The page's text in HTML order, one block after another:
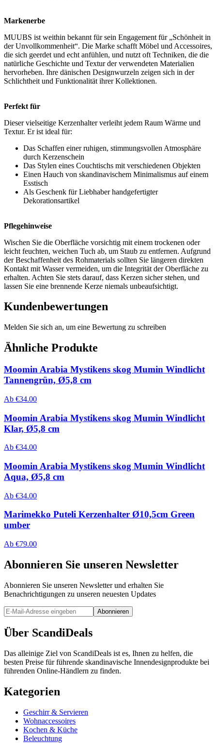
Markenerbe
MUUBS ist weithin bekannt für sein Engagement für „Schönheit in
der Unvollkommenheit“. Die Marke schafft Möbel und Accessoires,
die sich geerdet und echt anfühlen, und nutzt oft Techniken, die die
natürliche Geschichte und Textur der verwendeten Materialien
hervorheben. Ihre dänischen Designwurzeln zeigen sich in der
Schlichtheit und Funktionalität ihrer Kollektionen.
Perfekt für
Dieser vielseitige Kerzenhalter verleiht jedem Raum Wärme und
Textur. Er ist ideal für:
Das Schaffen einer ruhigen, stimmungsvollen Atmosphäre
durch Kerzenschein
Das Stylen eines Couchtischs mit verschiedenen Objekten
Einen Hauch von skandinavischem Minimalismus auf einem
Esstisch
Als Geschenk für Liebhaber handgefertigter
Dekorationsartikel
Pflegehinweise
Wischen Sie die Oberfläche vorsichtig mit einem trockenen oder
leicht feuchten, weichen Tuch ab, um Staub zu entfernen. Aufgrund
der Beschaffenheit des Rohmaterials sollten Sie längeren direkten
Kontakt mit Wasser vermeiden, um die Integrität der Oberfläche zu
erhalten. Achten Sie stets darauf, dass Kerzen sicher stehen, und
lassen Sie eine brennende Kerze niemals unbeaufsichtigt.
Kundenbewertungen
Melden Sie sich an, um eine Bewertung zu schreiben
Ähnliche Produkte
Moomin Arabia Mystikens skog Mumin Windlicht
Tannengrün, Ø5,8 cm
Ab €34.00
Moomin Arabia Mystikens skog Mumin Windlicht
Klar, Ø5,8 cm
Ab €34.00
Moomin Arabia Mystikens skog Mumin Windlicht
Aqua, Ø5,8 cm
Ab €34.00
Marimekko Puteli Kerzenhalter Ø10,5cm Green
umber
Ab €79.00
Abonnieren Sie unseren Newsletter
Abonnieren Sie unseren Newsletter und erhalten Sie
Benachrichtigungen zu unseren neuesten Updates
Abonnieren
Über ScandiDeals
Das alleinige Ziel von ScandiDeals ist es, Ihnen zu helfen, die
besten Preise für führende skandinavische Innendesignprodukte bei
führenden Online-Händlern zu finden.
Kategorien
Geschirr & Servieren
Wohnaccessoires
Kochen & Küche
Beleuchtung